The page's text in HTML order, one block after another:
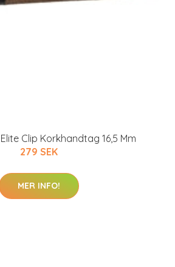
Clip Korkhandtag 16,5 Mm
279 SEK
MER INFO!